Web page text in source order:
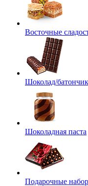
Восточные
Шоколад/
Шоколадная паста
Подарочные